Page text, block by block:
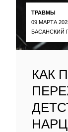
ТРАВМЫ
09 МАРТА
БАСАНСКИЙ
КАК